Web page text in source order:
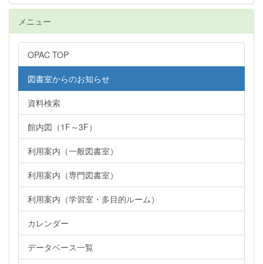
メニュー
OPAC TOP
図書室からのお知らせ
資料検索
館内図（1F～3F）
利用案内（一般図書室）
利用案内（専門図書室）
利用案内（学習室・多目的ルーム）
カレンダー
データベース一覧